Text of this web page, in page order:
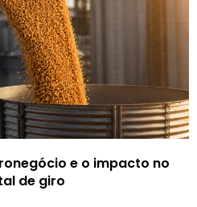
e o impacto no
de giro